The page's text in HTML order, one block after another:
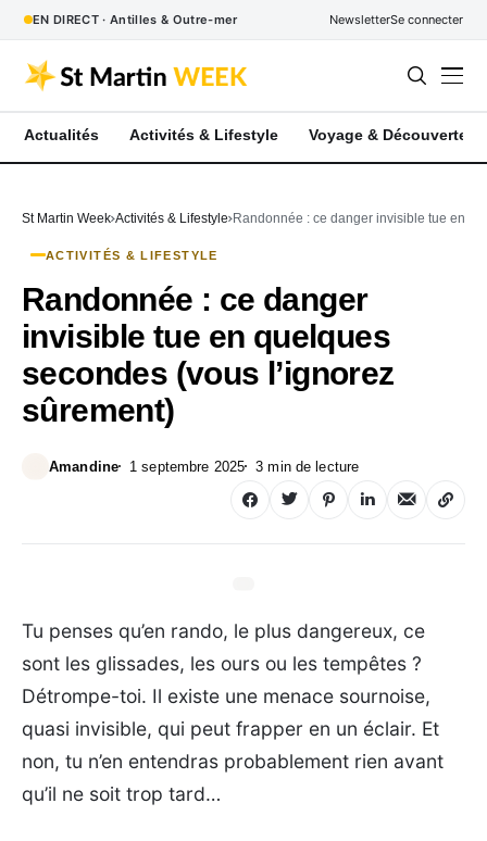
EN DIRECT · Antilles & Outre-mer NewsletterSe connecter
Actualités Activités & Lifestyle Voyage & Découverte
St Martin Week Activités & Lifestyle Randonnée : ce danger invisible tue en
ACTIVITÉS & LIFESTYLE
Randonnée : ce danger
invisible tue en quelques
secondes (vous l’ignorez
sûrement)
Amandine 1 septembre 2025 3 min de lecture
Tu penses qu’en rando, le plus dangereux, ce
sont les glissades, les ours ou les tempêtes ?
Détrompe-toi. Il existe une menace sournoise,
quasi invisible, qui peut frapper en un éclair. Et
non, tu n’en entendras probablement rien avant
qu’il ne soit trop tard…